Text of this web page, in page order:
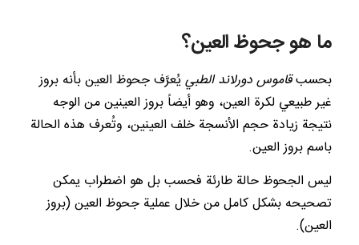
ما هو جحوظ العين؟
بحسبقاموس دورلاند الطبييُعرَّف جحوظ العين بأنه بروز
غير طبيعي لكرة العين، وهو أيضاً بروز العينين من الوجه
نتيجة زيادة حجم الأنسجة خلف العينين، وتُعرف هذه الحالة
باسم بروز العين.
ليس الجحوظ حالة طارئة فحسب بل هو اضطراب يمكن
تصحيحه بشكل كامل من خلال عملية جحوظ العين (بروز
العين).